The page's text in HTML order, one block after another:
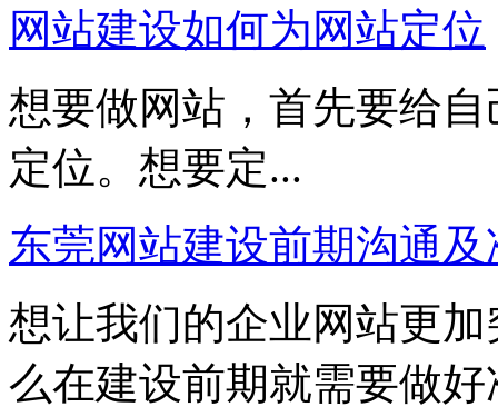
网站建设如何为网站定位
想要做网站，首先要给
定位。想要定...
东莞网站建设前期沟通
想让我们的企业网站更
么在建设前期就需要做